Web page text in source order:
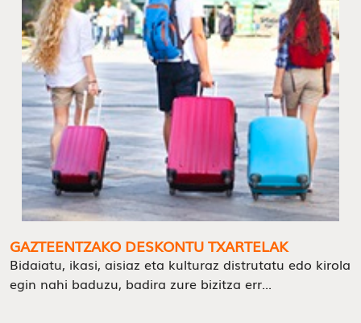
GAZTEENTZAKO DESKONTU TXARTELAK
Bidaiatu, ikasi, aisiaz eta kulturaz distrutatu edo kirola
egin nahi baduzu, badira zure bizitza err...